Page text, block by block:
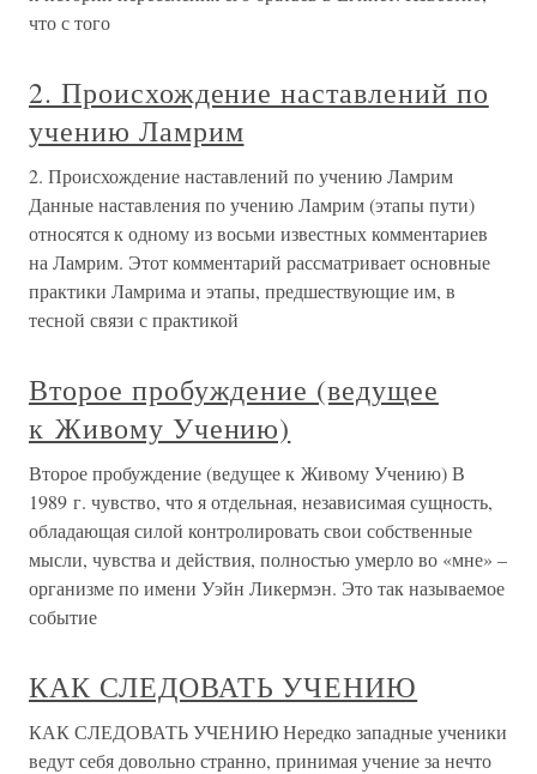
что с того
2. Происхождение наставлений по
учению Ламрим
2. Происхождение наставлений по учению Ламрим
Данные наставления по учению Ламрим (этапы пути)
относятся к одному из восьми известных комментариев
на Ламрим. Этот комментарий рассматривает основные
практики Ламрима и этапы, предшествующие им, в
тесной связи с практикой
Второе пробуждение (ведущее
к Живому Учению)
Второе пробуждение (ведущее к Живому Учению) В
1989 г. чувство, что я отдельная, независимая сущность,
обладающая силой контролировать свои собственные
мысли, чувства и действия, полностью умерло во «мне» –
организме по имени Уэйн Ликермэн. Это так называемое
событие
КАК СЛЕДОВАТЬ УЧЕНИЮ
КАК СЛЕДОВАТЬ УЧЕНИЮ Нередко западные ученики
ведут себя довольно странно, принимая учение за нечто